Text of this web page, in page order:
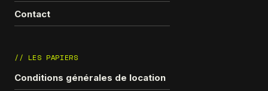
Contact
// LES PAPIERS
Conditions générales de location